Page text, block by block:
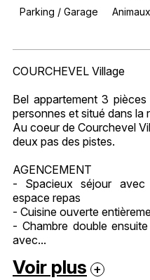
Parking / Garage
COURCHEVEL Village
Bel appartement 3
personnes et situé dans la
Au coeur de Courchevel
deux pas des pistes.
AGENCEMENT
- Spacieux séjour avec
espace repas
- Cuisine ouverte
- Chambre double
avec...
Voir plus